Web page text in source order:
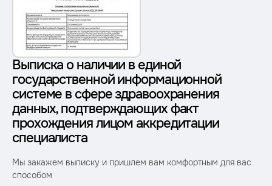
Выписка о наличии в единой
государственной информационной
системе в сфере здравоохранения
данных, подтверждающих факт
прохождения лицом аккредитации
специалиста
Мы закажем выписку и пришлем вам комфортным для вас
способом